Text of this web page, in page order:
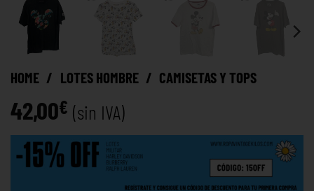
HOME / LOTES HOMBRE / CAMISETAS Y TOPS
42,00€ (sin IVA)